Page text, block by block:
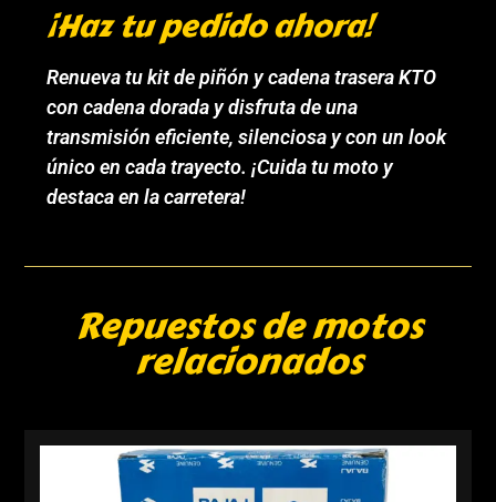
¡Haz tu pedido ahora!
Renueva tu kit de piñón y cadena trasera KTO
con cadena dorada y disfruta de una
transmisión eficiente, silenciosa y con un look
único en cada trayecto. ¡Cuida tu moto y
destaca en la carretera!
Repuestos de motos
relacionados